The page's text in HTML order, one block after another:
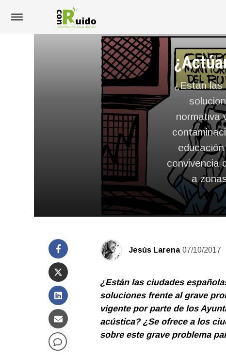
¿Están las
normativa
convivencia
a
Jesús Larena 07/10/2017
¿Están las ciudades
soluciones frente al grave
vigente por parte de los
acústica? ¿Se ofrece a los
sobre este grave problema